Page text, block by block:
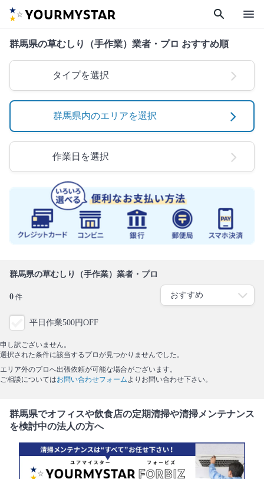
search menu
群馬県の草むしり（手作業）業者・プロ おすすめ順
タイプを選択
群馬県内のエリアを選択
作業日を選択
群馬県の草むしり（手作業）業者・プロ
0 件
平日作業500円OFF
申し訳ございません。
選択された条件に該当するプロが見つかりませんでした。
エリア外のプロへ出張依頼が可能な場合がございます。
ご相談についてはお問い合わせフォーム よりお問い合わせ下さい。
群馬県でオフィスや飲食店の定期清掃や清掃メンテナンス
を検討中の法人の方へ